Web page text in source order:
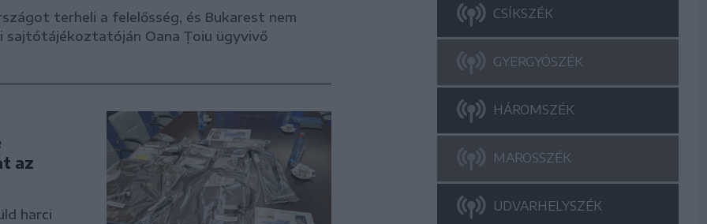
terheli a felelősség, és Bukarest nem
sajtótájékoztatóján Oana Țoiu ügyvivő
az
harci
CSÍKSZÉK
GYERGYÓSZÉK
HÁROMSZÉK
MAROSSZÉK
UDVARHELYSZÉK